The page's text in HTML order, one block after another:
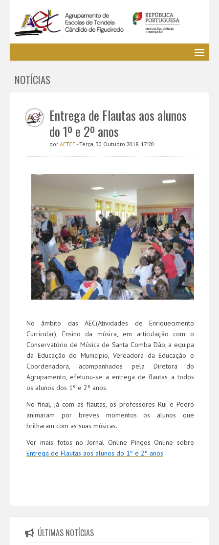
EE / Alunos
Cursos Profissionais
Bibliotecas
Media AETCF
Legislação
NOTÍCIAS
Entrega de Flautas aos alunos
do 1º e 2º anos
por AETCF- Terça, 30 Outubro 2018, 17:20
No âmbito das AEC(Atividades de Enriquecimento
Curricular), Ensino da música, em articulação com o
Conservatório de Música de Santa Comba Dão, a equipa
da Educação do Município, Vereadora da Educação e
Coordenadora, acompanhados pela Diretora do
Agrupamento, efetuou-se a entrega de flautas a todos
os alunos dos 1º e 2º anos.
No final, já com as flautas, os professores Rui e Pedro
animaram por breves momentos os alunos que
brilharam com as suas músicas.
Ver mais fotos no Jornal Online Pingos Online sobre
Entrega de Flautas aos alunos do 1º e 2º anos
ÚLTIMAS NOTÍCIAS